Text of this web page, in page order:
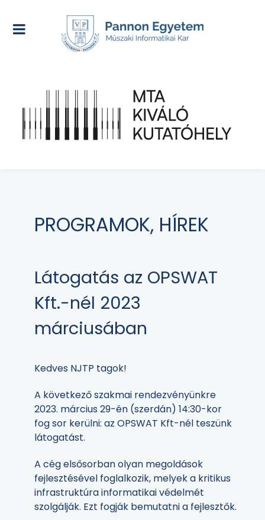
PROGRAMOK, HÍREK
Látogatás az OPSWAT
Kft.-nél 2023
márciusában
Kedves NJTP tagok!
A következő szakmai rendezvényünkre
2023. március 29-én (szerdán) 14:30-kor
fog sor kerülni: az OPSWAT Kft-nél teszünk
látogatást.
A cég elsősorban olyan megoldások
fejlesztésével foglalkozik, melyek a kritikus
infrastruktúra informatikai védelmét
szolgálják. Ezt fogják bemutatni a fejlesztők.